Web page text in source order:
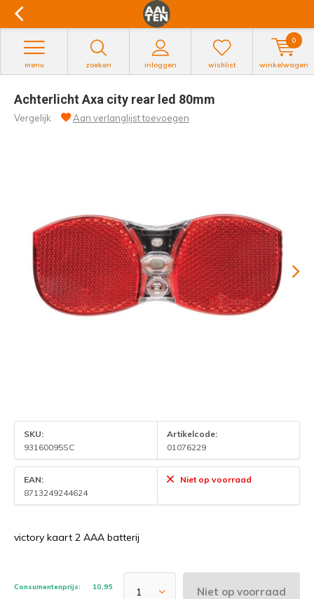
zoeken inloggen
menu wishlist winkelwagen
0
Achterlicht Axa city rear led 80mm
Vergelijk Aan verlanglijst toevoegen
SKU:
93160095SC
Artikelcode:
01076229
EAN:
8713249244624
Niet op voorraad
victory kaart 2 AAA batterij
Consumentenprijs: 10,95 Niet op voorraad